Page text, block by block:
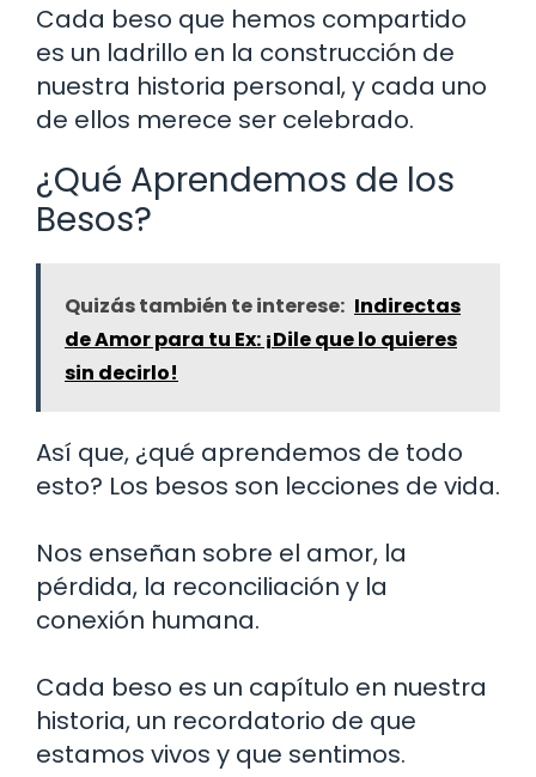
Cada beso que hemos compartido
es un ladrillo en la construcción de
nuestra historia personal, y cada uno
de ellos merece ser celebrado.
¿Qué Aprendemos de los
Besos?
Quizás también te interese: Indirectas
de Amor para tu Ex: ¡Dile que lo quieres
sin decirlo!
Así que, ¿qué aprendemos de todo
esto? Los besos son lecciones de vida.
Nos enseñan sobre el amor, la
pérdida, la reconciliación y la
conexión humana.
Cada beso es un capítulo en nuestra
historia, un recordatorio de que
estamos vivos y que sentimos.